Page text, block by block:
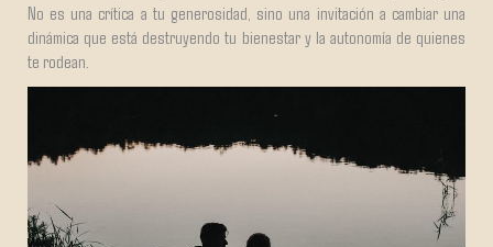
No es una crítica a tu generosidad, sino una invitación a cambiar una
dinámica que está destruyendo tu bienestar y la autonomía de quienes
te rodean.